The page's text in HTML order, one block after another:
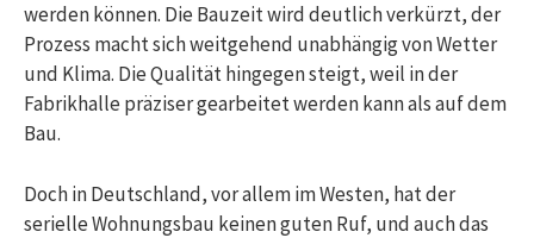
werden können. Die Bauzeit wird deutlich verkürzt, der
Prozess macht sich weitgehend unabhängig von Wetter
und Klima. Die Qualität hingegen steigt, weil in der
Fabrikhalle präziser gearbeitet werden kann als auf dem
Bau.
Doch in Deutschland, vor allem im Westen, hat der
serielle Wohnungsbau keinen guten Ruf, und auch das